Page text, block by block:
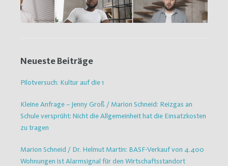
Neueste Beiträge
Pilotversuch: Kultur auf die 1
Kleine Anfrage – Jenny Groß / Marion Schneid: Reizgas an
Schule versprüht: Nicht die Allgemeinheit hat die Einsatzkosten
zu tragen
Marion Schneid / Dr. Helmut Martin: BASF-Verkauf von 4.400
Wohnungen ist Alarmsignal für den Wirtschaftsstandort